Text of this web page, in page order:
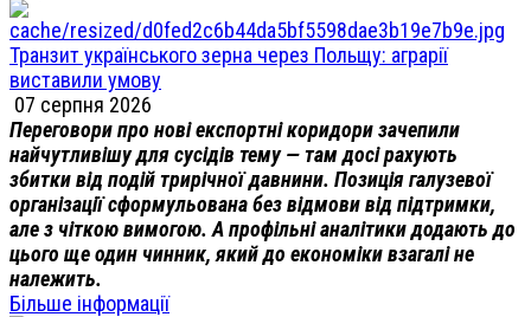
Транзит українського зерна через Польщу: аграрії
виставили умову
07 серпня 2026
Переговори про нові експортні коридори зачепили
найчутливішу для сусідів тему — там досі рахують
збитки від подій трирічної давнини. Позиція галузевої
організації сформульована без відмови від підтримки,
але з чіткою вимогою. А профільні аналітики додають до
цього ще один чинник, який до економіки взагалі не
належить.
Більше інформації